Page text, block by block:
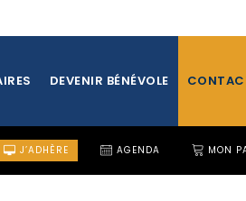
DEVENIR BÉNÉVOLE
J’ADHÈRE AGENDA MON